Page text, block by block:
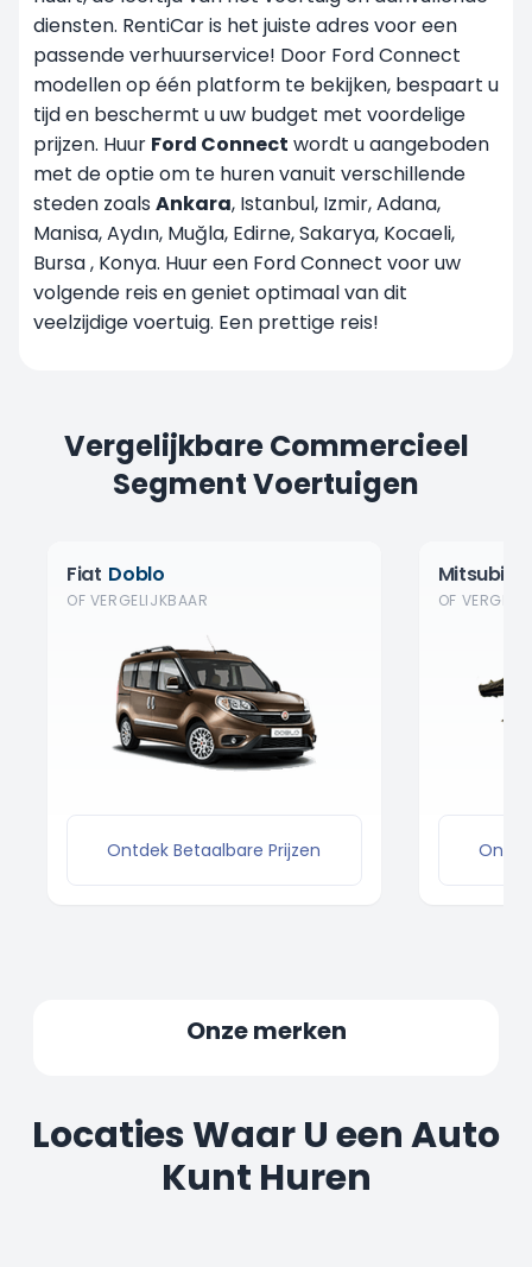
diensten. RentiCar is het juiste adres voor een
passende verhuurservice! Door Ford Connect
modellen op één platform te bekijken, bespaart u
tijd en beschermt u uw budget met voordelige
prijzen. Huur Ford Connect wordt u aangeboden
met de optie om te huren vanuit verschillende
steden zoals Ankara, Istanbul, Izmir, Adana,
Manisa, Aydın, Muğla, Edirne, Sakarya, Kocaeli,
Bursa, Konya. Huur een Ford Connect voor uw
volgende reis en geniet optimaal van dit
veelzijdige voertuig. Een prettige reis!
Vergelijkbare Commercieel
Segment Voertuigen
Fiat Doblo
OF VERGELIJKBAAR
Ontdek Betaalbare Prijzen
Mitsubishi
OF
Onze merken
Locaties Waar U een Auto
Kunt Huren